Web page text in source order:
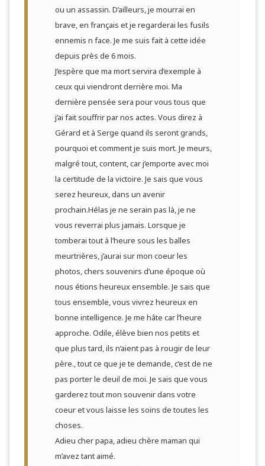
ou un assassin. D’ailleurs, je mourrai en
brave, en français et je regarderai les fusils
ennemis n face. Je me suis fait à cette idée
depuis près de 6 mois.
J’espère que ma mort servira d’exemple à
ceux qui viendront derrière moi. Ma
dernière pensée sera pour vous tous que
j’ai fait souffrir par nos actes. Vous direz à
Gérard et à Serge quand ils seront grands,
pourquoi et comment je suis mort. Je meurs,
malgré tout, content, car j’emporte avec moi
la certitude de la victoire. Je sais que vous
serez heureux, dans un avenir
prochain.Hélas je ne serain pas là, je ne
vous reverrai plus jamais. Lorsque je
tomberai tout à l’heure sous les balles
meurtrières, j’aurai sur mon coeur les
photos, chers souvenirs d’une époque où
nous étions heureux ensemble. Je sais que
tous ensemble, vous vivrez heureux en
bonne intelligence. Je me hâte car l’heure
approche. Odile, élève bien nos petits et
que plus tard, ils n’aient pas à rougir de leur
père., tout ce que je te demande, c’est de ne
pas porter le deuil de moi. Je sais que vous
garderez tout mon souvenir dans votre
coeur et vous laisse les soins de toutes les
choses.
Adieu cher papa, adieu chère maman qui
m’avez tant aimé.